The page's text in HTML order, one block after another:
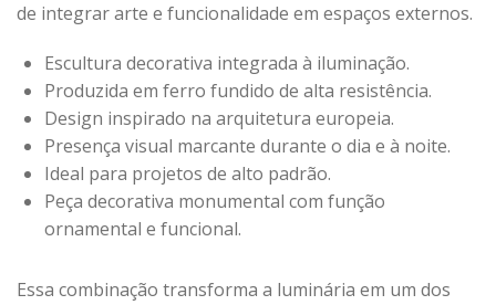
de integrar arte e funcionalidade em espaços externos.
Escultura decorativa integrada à iluminação.
Produzida em ferro fundido de alta resistência.
Design inspirado na arquitetura europeia.
Presença visual marcante durante o dia e à noite.
Ideal para projetos de alto padrão.
Peça decorativa monumental com função
ornamental e funcional.
Essa combinação transforma a luminária em um dos